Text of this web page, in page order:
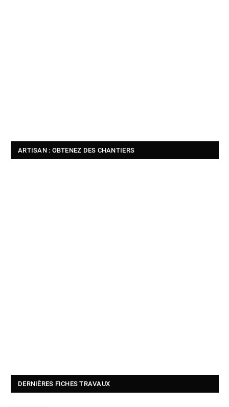
ARTISAN : OBTENEZ DES CHANTIERS
DERNIÈRES FICHES TRAVAUX